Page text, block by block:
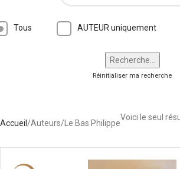
Tous AUTEUR uniquement
Réinitialiser ma recherche
Accueil Auteurs Le Bas Philippe
Voici le seul